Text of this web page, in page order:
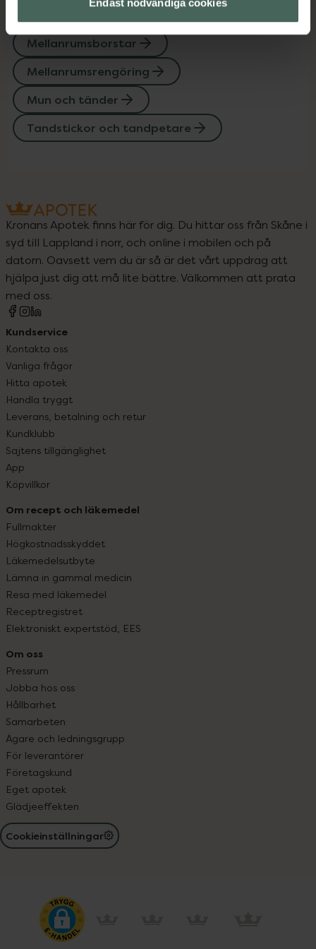
Endast nödvändiga cookies
Upptäck flera produkter inom
Mellanrumsborstar
Mellanrumsrengöring
Mun och tänder
Tandstickor och tandpetare
Kronans Apotek finns här för dig. Du hittar oss från Skåne i
syd till Lappland i norr, och online i mobilen och på
datorn. Oavsett vem du är så är det vårt uppdrag att
hjälpa just dig att må lite bättre. Välkommen att prata
med oss.
Kundservice
Kontakta oss
Vanliga frågor
Hitta apotek
Handla tryggt
Leverans, betalning och retur
Kundklubb
Sajtens tillgänglighet
App
Köpvillkor
Om recept och läkemedel
Fullmakter
Högkostnadsskyddet
Läkemedelsutbyte
Lämna in gammal medicin
Resa med läkemedel
Receptregistret
Elektroniskt expertstöd, EES
Om oss
Pressrum
Jobba hos oss
Hållbarhet
Samarbeten
Ägare och ledningsgrupp
För leverantörer
Företagskund
Eget apotek
Glädjeeffekten
Cookieinställningar